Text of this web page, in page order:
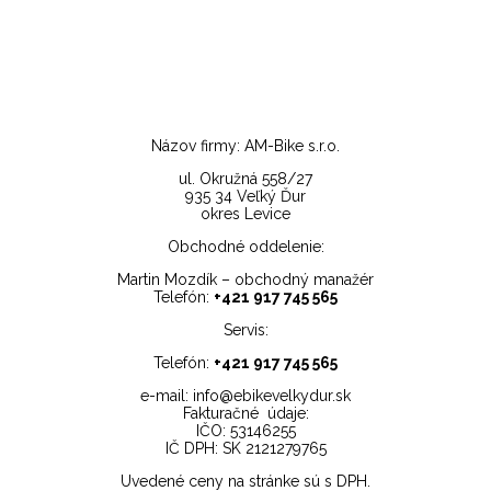
Názov firmy: AM-Bike s.r.o.
ul. Okružná 558/27
935 34 Veľký Ďur
okres Levice
Obchodné oddelenie:
Martin Mozdík – obchodný manažér
Telefón: +421 917 745 565
Servis:
Telefón: +421 917 745 565
e-mail: info@ebikevelkydur.sk
Fakturačné údaje:
IČO: 53146255
IČ DPH: SK 2121279765
Uvedené ceny na stránke sú s DPH.